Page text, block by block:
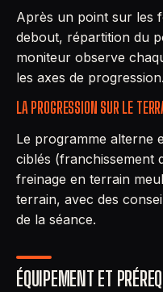
Après un point sur les
debout, répartition du
moniteur observe
les axes de progression.
LA PROGRESSION SUR LE
Le programme alterne
ciblés (franchissement
freinage en terrain
terrain, avec des
de la séance.
ÉQUIPEMENT ET